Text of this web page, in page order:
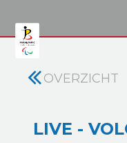
OVERZICHT
LIVE -